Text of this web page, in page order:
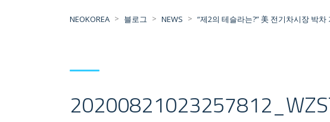
NEOKOREA > 블로그 > NEWS > “제2의 테슬라는?” 美 전기차시장 박차